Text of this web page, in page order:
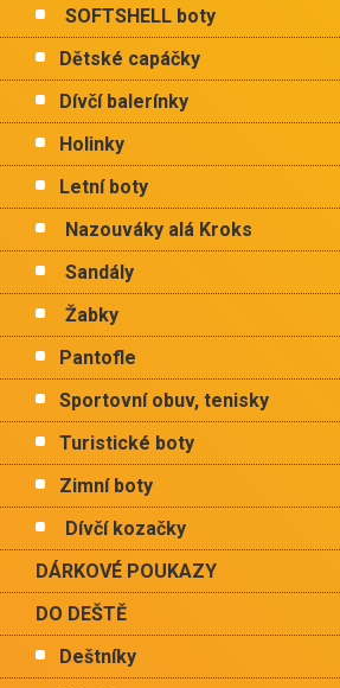
SOFTSHELL boty
Dětské capáčky
Dívčí balerínky
Holinky
Letní boty
Nazouváky alá Kroks
Sandály
Žabky
Pantofle
Sportovní obuv, tenisky
Turistické boty
Zimní boty
Dívčí kozačky
DÁRKOVÉ POUKAZY
DO DEŠTĚ
Deštníky